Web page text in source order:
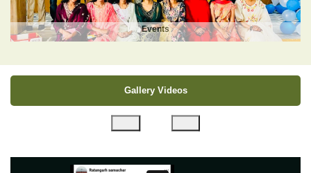
Events
Gallery Videos